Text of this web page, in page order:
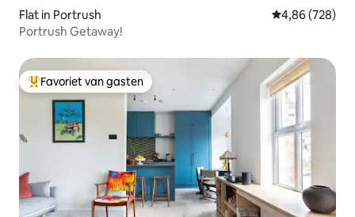
Flat in Portrush Gemiddelde
4,86 (728)
Portrush Getaway!
Topfavoriet van gasten
Favoriet van gasten